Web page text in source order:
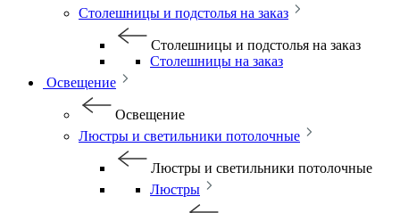
Столешницы и подстолья на заказ
Столешницы и подстолья на заказ
Столешницы на заказ
Освещение
Освещение
Люстры и светильники потолочные
Люстры и светильники потолочные
Люстры